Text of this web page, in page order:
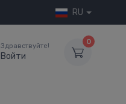
RU
Здравствуйте!
Войти
0